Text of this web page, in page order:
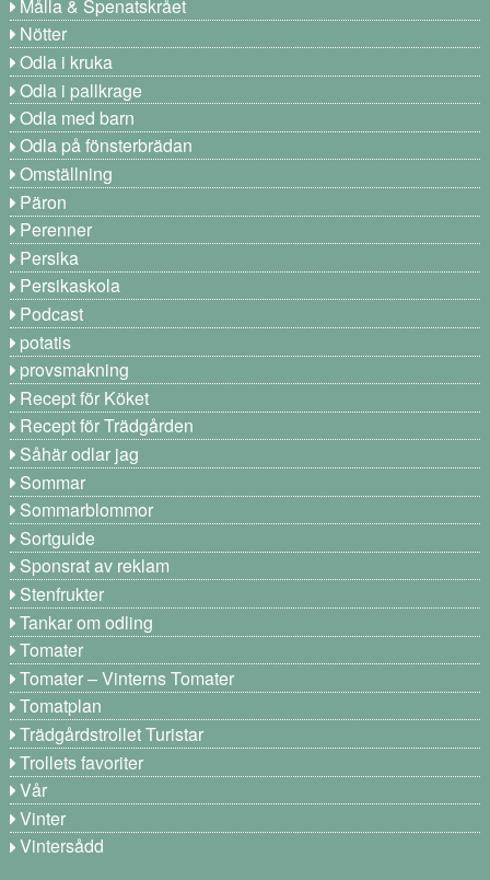
Målla & Spenatskrået
Nötter
Odla i kruka
Odla i pallkrage
Odla med barn
Odla på fönsterbrädan
Omställning
Päron
Perenner
Persika
Persikaskola
Podcast
potatis
provsmakning
Recept för Köket
Recept för Trädgården
Såhär odlar jag
Sommar
Sommarblommor
Sortguide
Sponsrat av reklam
Stenfrukter
Tankar om odling
Tomater
Tomater – Vinterns Tomater
Tomatplan
Trädgårdstrollet Turistar
Trollets favoriter
Vår
Vinter
Vintersådd